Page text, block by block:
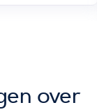
over